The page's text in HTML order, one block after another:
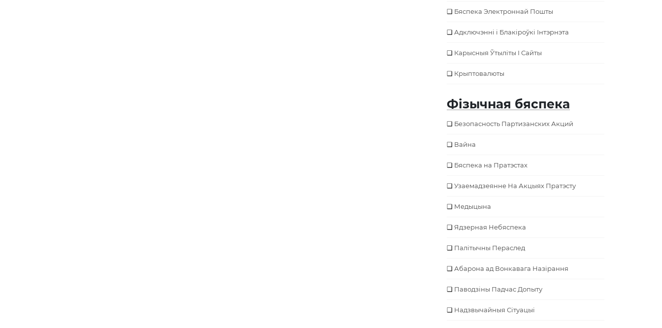
Бяспека Электроннай Пошты
Адключэнні і Блакіроўкі Інтэрнэта
Карысныя Ўтыліты І Сайты
Крыптовалюты
Фізычная бяспека
Безопасность Партизанских Акций
Вайна
Бяспека на Пратэстах
Узаемадзеянне На Акцыях Пратэсту
Медыцына
Ядзерная Небяспека
Палітычны Пераслед
Абарона ад Вонкавага Назірання
Паводзіны Падчас Допыту
Надзвычайныя Сітуацыі